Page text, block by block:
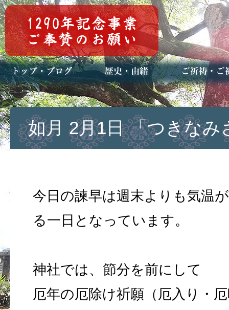
トップページ
ブログ(日々八百万)
お知らせ一覧 歴史・ご祭神
年中行事
メディア掲載 ご祈祷・ご祈
安産祈願
初宮参り
七五三詣
長寿のお祝い
神前結婚式
厄祓い・方位
車のお祓い
地鎮祭
神葬祭（神式
如月 2月1日 「つきなみ
今日の諫早は週末よりも気温
る一日となっています。
神社では、節分を前にして
厄年の厄除け祈願（厄入り・